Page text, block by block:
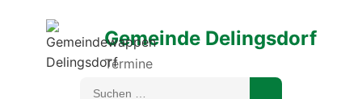
Gemeinde Delingsdorf
Termine